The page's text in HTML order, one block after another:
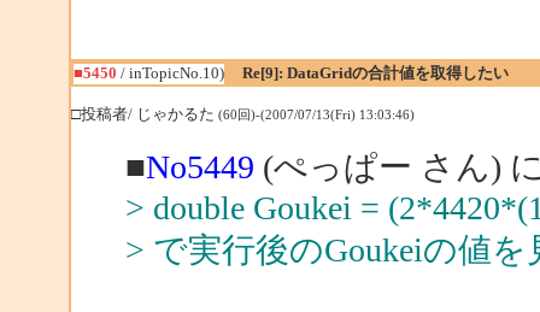
■5450 / inTopicNo.10) Re[9]: DataGridの合計値を取得したい
□投稿者/ じゃかるた (60回)-(2007/07/13(Fri) 13:03:46)
■No5449 (ぺっぱー さん)
> double Goukei =
> で実行後のGoukeiの値